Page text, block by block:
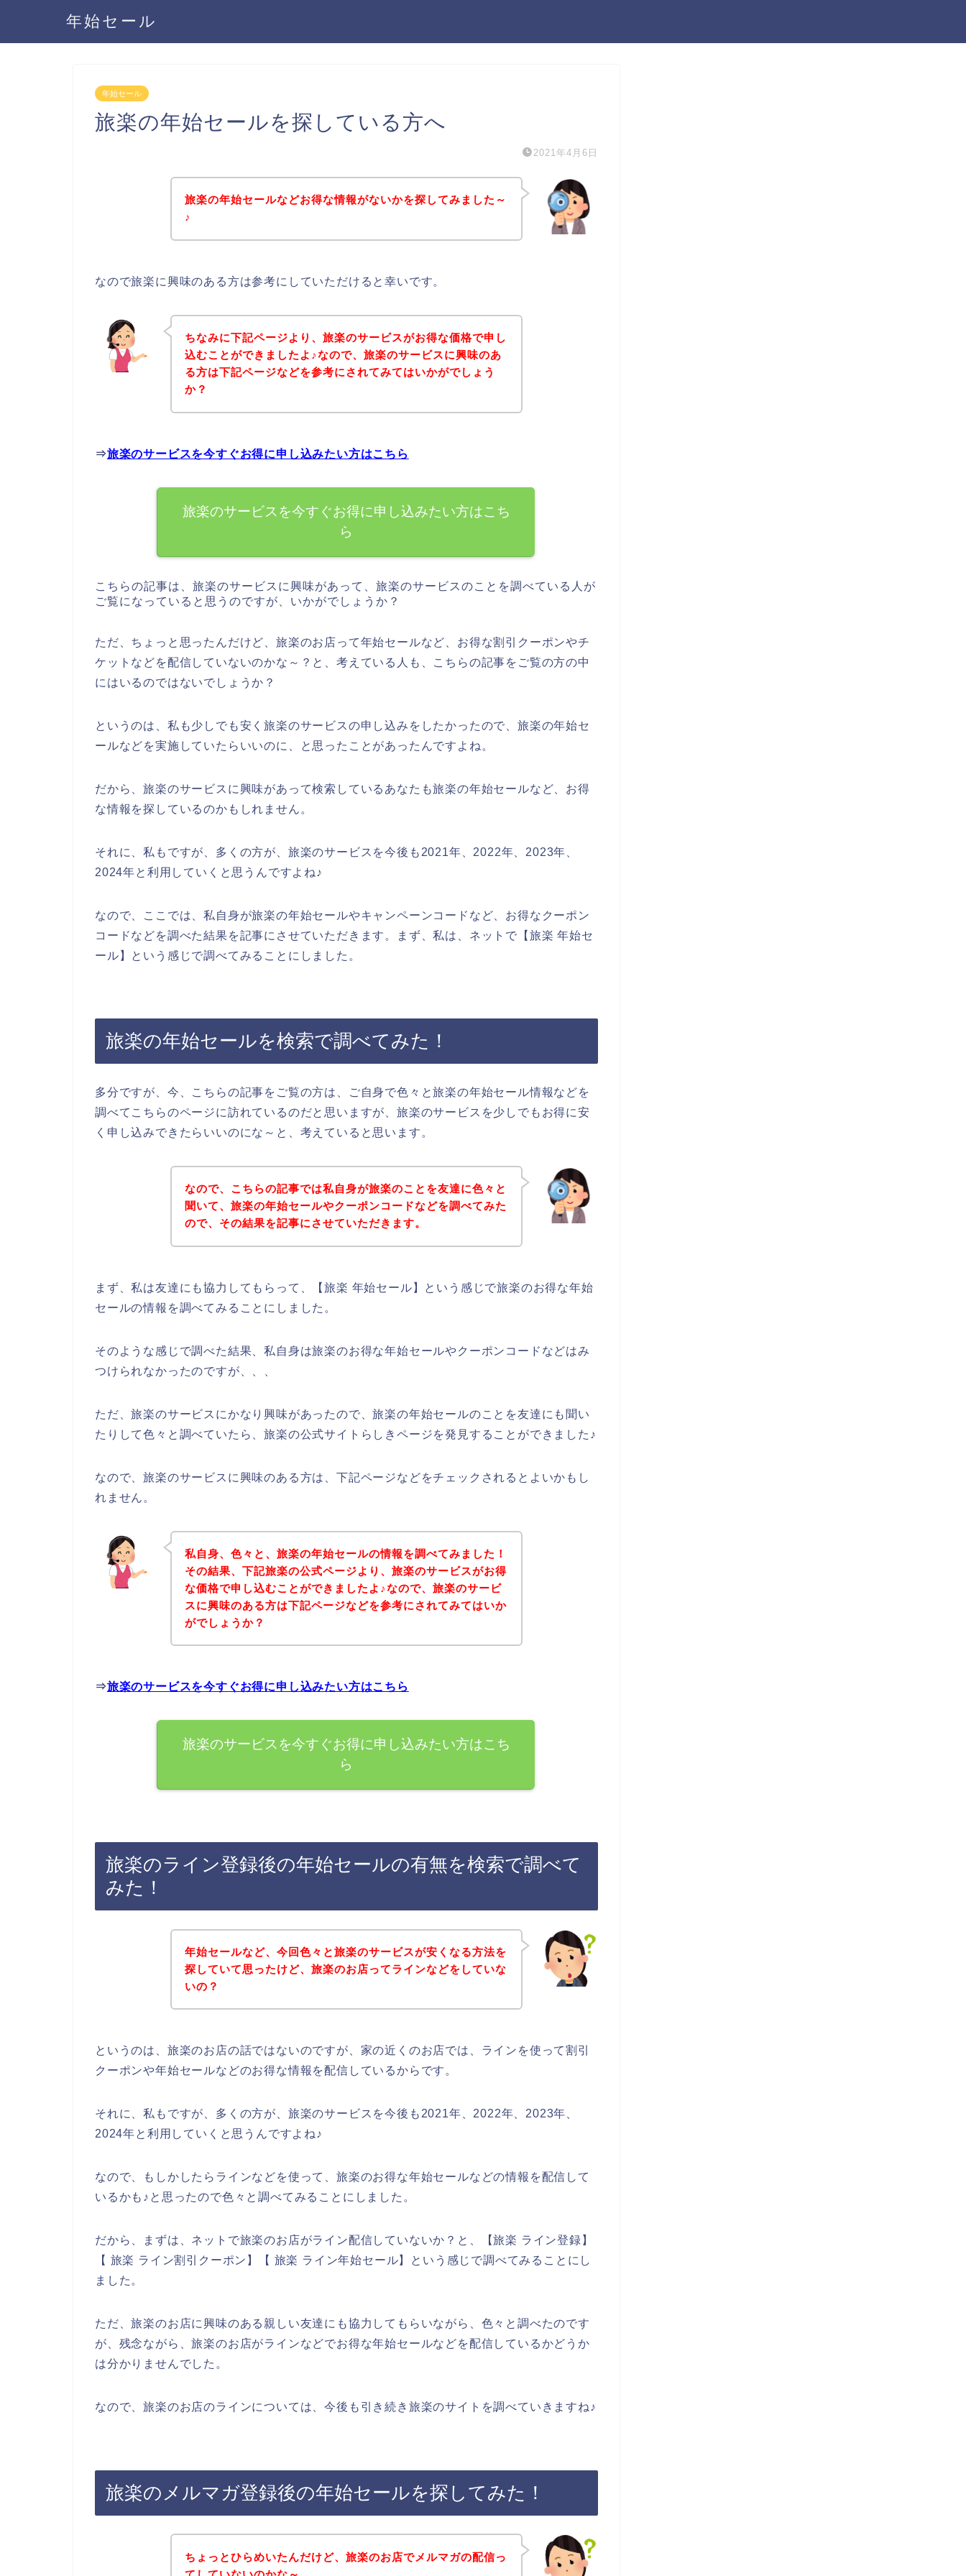
年始セール
年始セール
旅楽の年始セールを探している方へ
2021年4月6日
旅楽の年始セールなどお得な情報がないかを探してみました～
♪
なので旅楽に興味のある方は参考にしていただけると幸いです。
ちなみに下記ページより、旅楽のサービスがお得な価格で申し
込むことができましたよ♪なので、旅楽のサービスに興味のあ
る方は下記ページなどを参考にされてみてはいかがでしょう
か？
⇒旅楽のサービスを今すぐお得に申し込みたい方はこちら
旅楽のサービスを今すぐお得に申し込みたい方はこち
ら
こちらの記事は、旅楽のサービスに興味があって、旅楽のサービスのことを調べている人が
ご覧になっていると思うのですが、いかがでしょうか？
ただ、ちょっと思ったんだけど、旅楽のお店って年始セールなど、お得な割引クーポンやチ
ケットなどを配信していないのかな～？と、考えている人も、こちらの記事をご覧の方の中
にはいるのではないでしょうか？
というのは、私も少しでも安く旅楽のサービスの申し込みをしたかったので、旅楽の年始セ
ールなどを実施していたらいいのに、と思ったことがあったんですよね。
だから、旅楽のサービスに興味があって検索しているあなたも旅楽の年始セールなど、お得
な情報を探しているのかもしれません。
それに、私もですが、多くの方が、旅楽のサービスを今後も2021年、2022年、2023年、
2024年と利用していくと思うんですよね♪
なので、ここでは、私自身が旅楽の年始セールやキャンペーンコードなど、お得なクーポン
コードなどを調べた結果を記事にさせていただきます。まず、私は、ネットで【旅楽 年始セ
ール】という感じで調べてみることにしました。
旅楽の年始セールを検索で調べてみた！
多分ですが、今、こちらの記事をご覧の方は、ご自身で色々と旅楽の年始セール情報などを
調べてこちらのページに訪れているのだと思いますが、旅楽のサービスを少しでもお得に安
く申し込みできたらいいのにな～と、考えていると思います。
なので、こちらの記事では私自身が旅楽のことを友達に色々と
聞いて、旅楽の年始セールやクーポンコードなどを調べてみた
ので、その結果を記事にさせていただきます。
まず、私は友達にも協力してもらって、【旅楽 年始セール】という感じで旅楽のお得な年始
セールの情報を調べてみることにしました。
そのような感じで調べた結果、私自身は旅楽のお得な年始セールやクーポンコードなどはみ
つけられなかったのですが、、、
ただ、旅楽のサービスにかなり興味があったので、旅楽の年始セールのことを友達にも聞い
たりして色々と調べていたら、旅楽の公式サイトらしきページを発見することができました♪
なので、旅楽のサービスに興味のある方は、下記ページなどをチェックされるとよいかもし
れません。
私自身、色々と、旅楽の年始セールの情報を調べてみました！
その結果、下記旅楽の公式ページより、旅楽のサービスがお得
な価格で申し込むことができましたよ♪なので、旅楽のサービ
スに興味のある方は下記ページなどを参考にされてみてはいか
がでしょうか？
⇒旅楽のサービスを今すぐお得に申し込みたい方はこちら
旅楽のサービスを今すぐお得に申し込みたい方はこち
ら
旅楽のライン登録後の年始セールの有無を検索で調べて
みた！
年始セールなど、今回色々と旅楽のサービスが安くなる方法を
探していて思ったけど、旅楽のお店ってラインなどをしていな
いの？
というのは、旅楽のお店の話ではないのですが、家の近くのお店では、ラインを使って割引
クーポンや年始セールなどのお得な情報を配信しているからです。
それに、私もですが、多くの方が、旅楽のサービスを今後も2021年、2022年、2023年、
2024年と利用していくと思うんですよね♪
なので、もしかしたらラインなどを使って、旅楽のお得な年始セールなどの情報を配信して
いるかも♪と思ったので色々と調べてみることにしました。
だから、まずは、ネットで旅楽のお店がライン配信していないか？と、【旅楽 ライン登録】
【 旅楽 ライン割引クーポン】【 旅楽 ライン年始セール】という感じで調べてみることにし
ました。
ただ、旅楽のお店に興味のある親しい友達にも協力してもらいながら、色々と調べたのです
が、残念ながら、旅楽のお店がラインなどでお得な年始セールなどを配信しているかどうか
は分かりませんでした。
なので、旅楽のお店のラインについては、今後も引き続き旅楽のサイトを調べていきますね♪
旅楽のメルマガ登録後の年始セールを探してみた！
ちょっとひらめいたんだけど、旅楽のお店でメルマガの配信っ